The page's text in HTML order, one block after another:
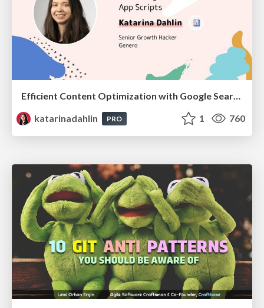
katarinadahlin
PRO 1 760